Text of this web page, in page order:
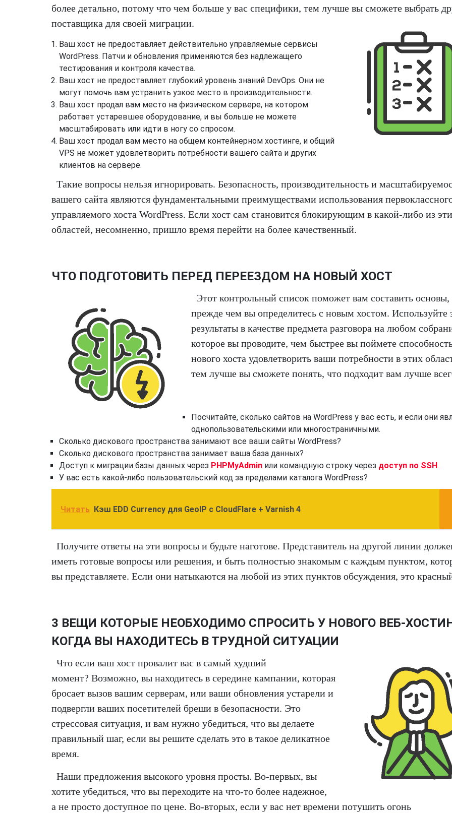
более детально, потому что чем больше у вас специфики, тем лучше вы сможете выбрать
поставщика для своей миграции.
Ваш хост не предоставляет действительно управляемые сервисы
WordPress. Патчи и обновления применяются без надлежащего
тестирования и контроля качества.
Ваш хост не предоставляет глубокий уровень знаний DevOps. Они не
могут помочь вам устранить узкое место в производительности.
Ваш хост продал вам место на физическом сервере, на котором
работает устаревшее оборудование, и вы больше не можете
масштабировать или идти в ногу со спросом.
Ваш хост продал вам место на общем контейнерном хостинге, и общий
VPS не может удовлетворить потребности вашего сайта и других
клиентов на сервере.
Такие вопросы нельзя игнорировать. Безопасность, производительность и
вашего сайта являются фундаментальными преимуществами использования
управляемого хоста WordPress. Если хост сам становится блокирующим в какой-либо из
областей, несомненно, пришло время перейти на более качественный.
ЧТО ПОДГОТОВИТЬ ПЕРЕД ПЕРЕЕЗДОМ НА НОВЫЙ ХОСТ
Этот контрольный список поможет вам составить основы,
прежде чем вы определитесь с новым хостом. Используйте
результаты в качестве предмета разговора на любом
которое вы проводите, чем быстрее вы поймете
нового хоста удовлетворить ваши потребности в этих
тем лучше вы сможете понять, что подходит вам лучше
Посчитайте, сколько сайтов на WordPress у вас есть, и если они
однопользовательскими или многостраничными.
Сколько дискового пространства занимают все ваши сайты WordPress?
Сколько дискового пространства занимает ваша база данных?
Доступ к миграции базы данных через PHPMyAdmin или командную строку через доступ по SSH.
У вас есть какой-либо пользовательский код за пределами каталога WordPress?
Читать Кэш EDD Currency для GeoIP с CloudFlare + Varnish 4
Получите ответы на эти вопросы и будьте наготове. Представитель на другой линии
иметь готовые вопросы или решения, и быть полностью знакомым с каждым пунктом,
вы представляете. Если они натыкаются на любой из этих пунктов обсуждения, это
3 ВЕЩИ КОТОРЫЕ НЕОБХОДИМО СПРОСИТЬ У НОВОГО ВЕБ-
КОГДА ВЫ НАХОДИТЕСЬ В ТРУДНОЙ СИТУАЦИИ
Что если ваш хост провалит вас в самый худший
момент? Возможно, вы находитесь в середине кампании, которая
бросает вызов вашим серверам, или ваши обновления устарели и
подвергли ваших посетителей бреши в безопасности. Это
стрессовая ситуация, и вам нужно убедиться, что вы делаете
правильный шаг, если вы решите сделать это в такое деликатное
время.
Наши предложения высокого уровня просты. Во-первых, вы
хотите убедиться, что вы переходите на что-то более надежное,
а не просто доступное по цене. Во-вторых, если у вас нет времени потушить огонь